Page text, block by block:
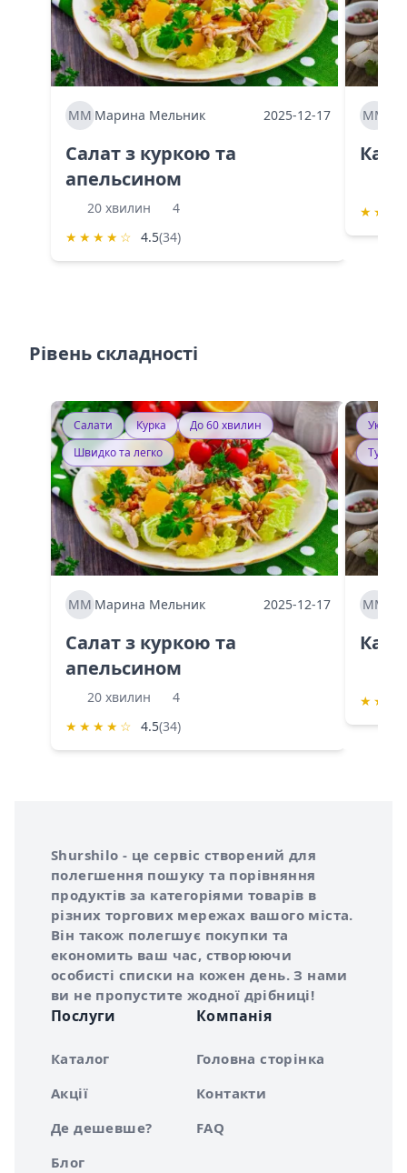
ММ Марина Мельник 2025-12-17
Салат з куркою та
апельсином
20 хвилин
4
★ ★ ★ ★ ☆ 4.5(34)
ММ
★ ★
Рівень складності
Салати Курка
До 60 хвилин
Швидко та легко
ММ Марина Мельник 2025-12-17
Салат з куркою та
апельсином
20 хвилин
4
★ ★ ★ ★ ☆ 4.5(34)
ММ
★ ★
Про сервіс Shurshilo
Shurshilo - це сервіс створений для
полегшення пошуку та порівняння
продуктів за категоріями товарів в
різних торгових мережах вашого міста.
Він також полегшує покупки та
економить ваш час, створюючи
особисті списки на кожен день. З нами
ви не пропустите жодної дрібниці!
Послуги
Каталог
Акції
Де дешевше?
Блог
Компанія
Головна сторінка
Контакти
FAQ